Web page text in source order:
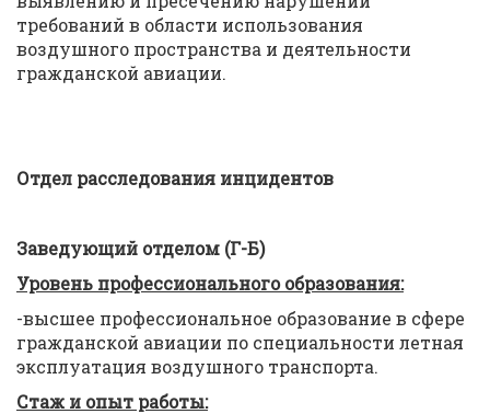
требований в области использования
воздушного пространства и деятельности
гражданской авиации.
Отдел расследования инцидентов
Заведующий отделом (Г-Б)
Уровень профессионального образования:
-высшее профессиональное образование в сфере
гражданской авиации по специальности летная
эксплуатация воздушного транспорта.
Стаж и опыт работы: